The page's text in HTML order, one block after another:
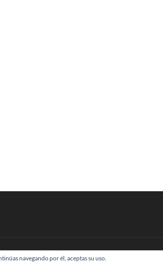
Theme Freesia|WordPress| © Todos los derechos reservados
navegando por él, aceptas su uso.